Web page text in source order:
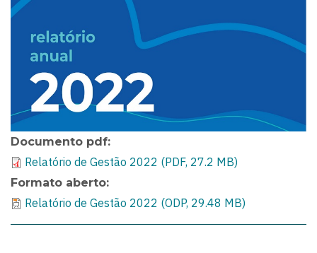
Documento pdf
Relatório de Gestão 2022 (PDF, 27.2 MB)
Formato aberto
Relatório de Gestão 2022 (ODP, 29.48 MB)